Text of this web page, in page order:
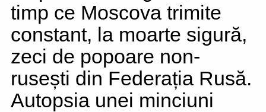
timp ce Moscova trimite
constant, la moarte sigură,
zeci de popoare non-
rusești din Federația Rusă.
Autopsia unei minciuni